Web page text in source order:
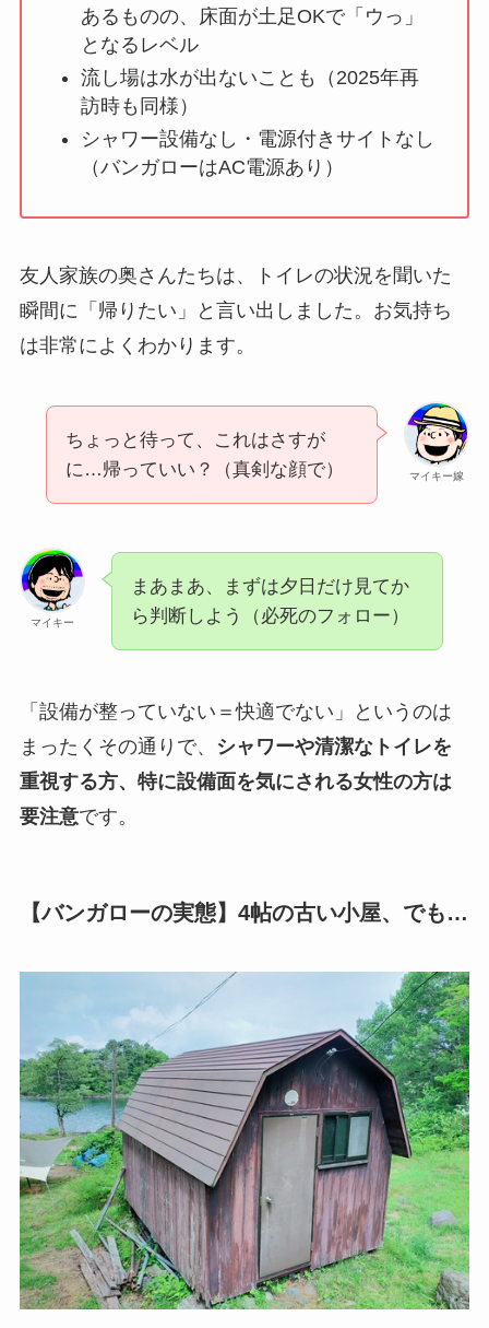
あるものの、床面が土足OKで「ウっ」
となるレベル
流し場は水が出ないことも（2025年再
訪時も同様）
シャワー設備なし・電源付きサイトなし
（バンガローはAC電源あり）
友人家族の奥さんたちは、トイレの状況を聞いた
瞬間に「帰りたい」と言い出しました。お気持ち
は非常によくわかります。
マイキー嫁
ちょっと待って、これはさすが
に…帰っていい？（真剣な顔で）
マイキー
まあまあ、まずは夕日だけ見てか
ら判断しよう（必死のフォロー）
「設備が整っていない＝快適でない」というのは
まったくその通りで、
シャワーや清潔なトイレを
重視する方、特に設備面を気にされる女性の方は
要注意です。
【バンガローの実態】4帖の古い小屋、でも…